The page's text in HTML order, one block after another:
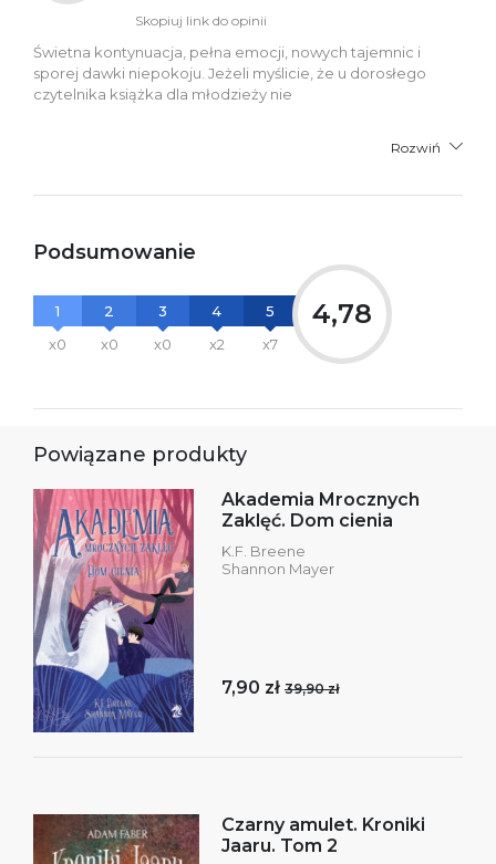
Skopiuj link do opinii
Świetna kontynuacja, pełna emocji, nowych tajemnic i
sporej dawki niepokoju. Jeżeli myślicie, że u dorosłego
czytelnika książka dla młodzieży nie
Rozwiń
Podsumowanie
1
x0
2
x0
3
x0
4
x2
5
x7
4,78
Powiązane produkty
Akademia Mrocznych
Zaklęć. Dom cienia
K.F. Breene
Shannon Mayer
7,90 zł 39,90 zł
Czarny amulet. Kroniki
Jaaru. Tom 2